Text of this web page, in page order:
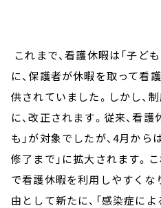
これまで、看護休暇は「子ど
に、保護者が休暇を取って看
供されていました。しかし、
に、改正されます。従来、看
も」が対象でしたが、4月から
修了まで」に拡大されます。
で看護休暇を利用しやすくな
由として新たに、「感染症によ